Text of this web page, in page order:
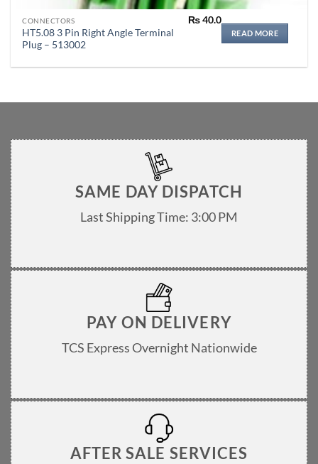
CONNECTORS
HT5.08 3 Pin Right Angle Terminal
Plug – 513002
₨40.0
READ MORE
SAME DAY DISPATCH
Last Shipping Time: 3:00 PM
PAY ON DELIVERY
TCS Express Overnight Nationwide
AFTER SALE SERVICES